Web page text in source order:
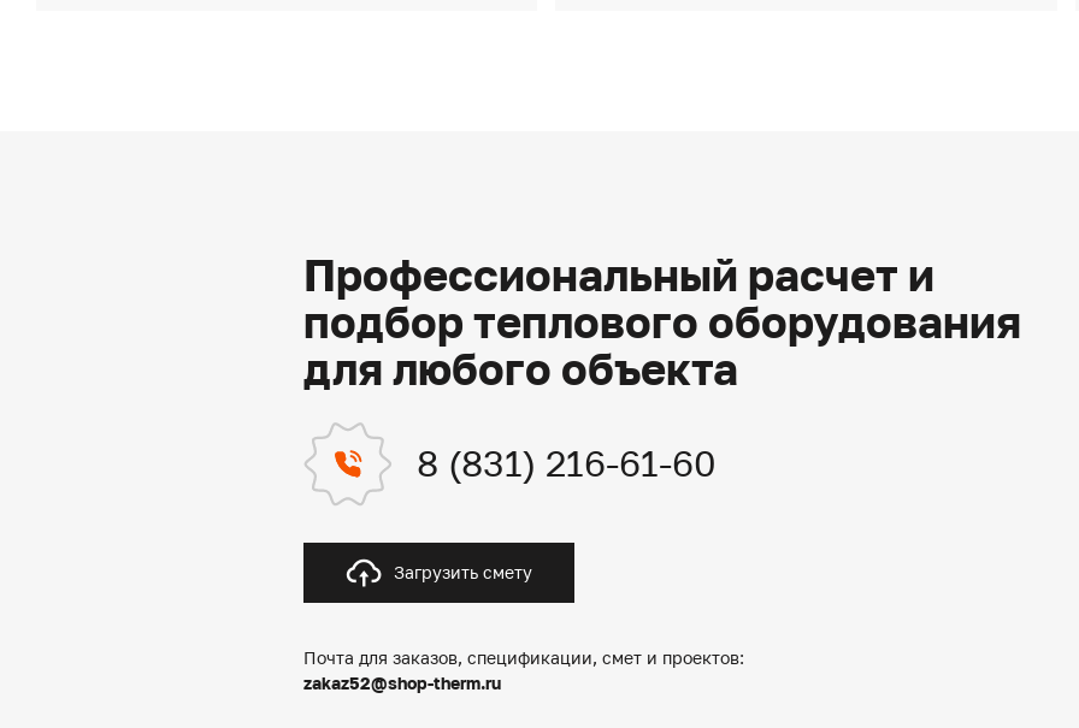
Профессиональный расчет и
подбор теплового оборудования
для любого объекта
8 (831) 216-61-60
Загрузить смету
Почта для заказов, спецификации, смет и проектов:
zakaz52@shop-therm.ru